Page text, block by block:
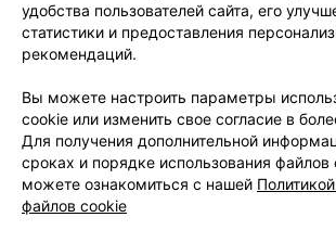
Размещение рекламы
Публичный договор
Способы оплаты
Вакансии
Написать руководителю
Написать в поддержку
Персональные настройки
удобства пользователей сайта, его
статистики и предоставления
рекомендаций.
Вы можете настроить параметры
cookie или изменить свое согласие в
Для получения дополнительной
сроках и порядке использования
можете ознакомиться с нашей
файлов cookie